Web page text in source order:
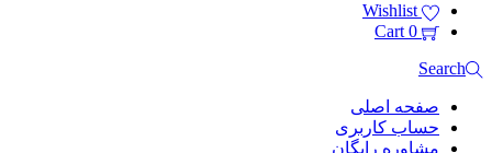
Wishlist
0
Cart
Search
صفحه اصلی
حساب کاربری
مشاوره رایگان